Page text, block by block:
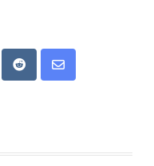
RedditShare